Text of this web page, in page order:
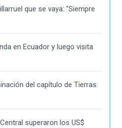
que se vaya: "Siempre
en Ecuador y luego visita
del capítulo de Tierras:
superaron los US$